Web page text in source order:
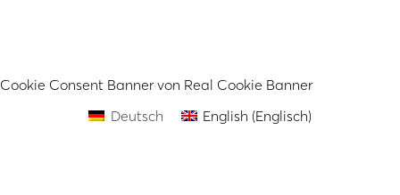
Cookie Consent Banner von Real Cookie Banner
Deutsch
English (Englisch)